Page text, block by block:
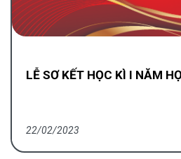
LỄ SƠ KẾT HỌC KÌ I NĂM
22/02/2023